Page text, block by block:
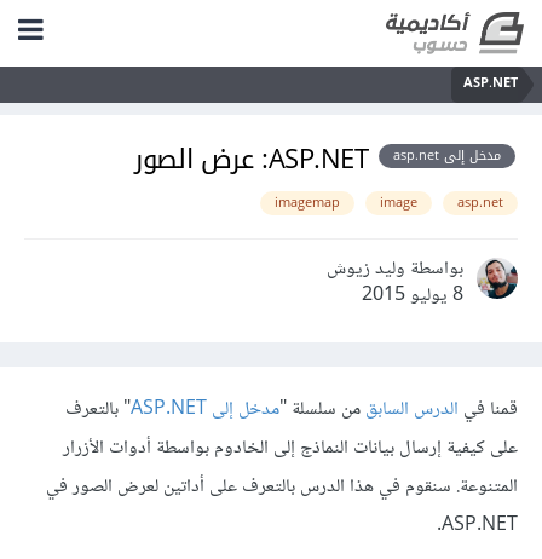
ASP.NET
مدخل إلى asp.net ASP.NET: عرض الصور
asp.net
image
imagemap
بواسطة وليد زيوش
8 يوليو 2015
قمنا في الدرس السابقمن سلسلة "مدخل إلى ASP.NET
" بالتعرف
على كيفية إرسال بيانات النماذج إلى الخادوم بواسطة أدوات الأزرار
المتنوعة. سنقوم في هذا الدرس بالتعرف على أداتين لعرض الصور في
ASP.NET.